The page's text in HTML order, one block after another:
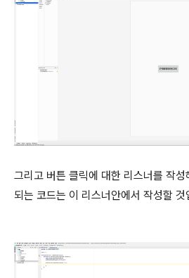
그리고 버튼 클릭에 대한 리스너를 작
되는 코드는 이 리스너안에서 작성할 것